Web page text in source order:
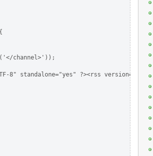
channel>'));
8" standalone="yes" ?><rss